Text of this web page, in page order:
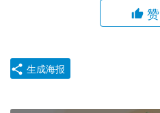
赞
生成海报